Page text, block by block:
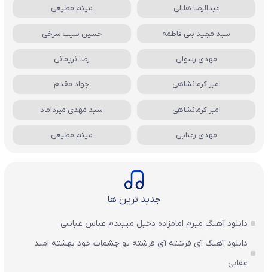
عبدالرضا هلالی میثم مطیعی
سید مجید بنی فاطمه حسین سیب سرخی
مهدی رسولی رضا نریمانی
امیر کرمانشاهی جواد مقدم
امیر کرمانشاهی سید مهدی میرداماد
مهدی رعنایی میثم مطیعی
جدید ترین ها
دانلود آهنگ میرم امامزاده دخیل میبندم عباس عباسی
دانلود آهنگ آی فرشته آی فرشته تو چشمات خود بهشته امید
عقابی